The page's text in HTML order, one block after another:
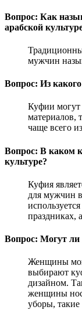
Вопрос: Как
арабской
мужчин
Вопрос: Из
Куфии могут
материалов,
чаще всего
Вопрос: В каком
культуре?
Куфия
для мужчин
праздниках,
Вопрос: Могут
Женщины
выбирают
дизайном.
женщины
уборы,